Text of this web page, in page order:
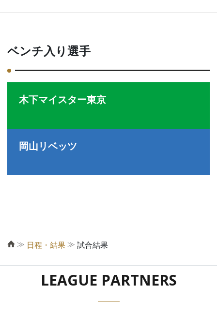
ベンチ入り選手
木下マイスター東京
岡山リベッツ
≫ 日程・結果 ≫ 試合結果
LEAGUE PARTNERS